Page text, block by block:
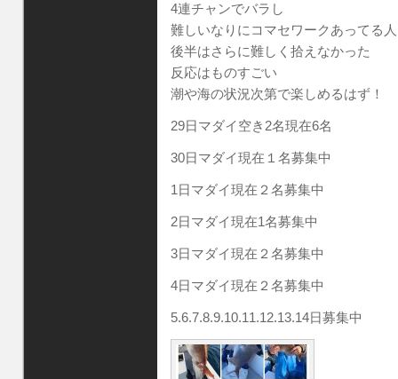
4連チャンでバラし
難しいなりにコマセワークあってる
後半はさらに難しく拾えなかった
反応はものすごい
潮や海の状況次第で楽しめるはず！
29日マダイ空き2名現在6名
30日マダイ現在１名募集中
1日マダイ現在２名募集中
2日マダイ現在1名募集中
3日マダイ現在２名募集中
4日マダイ現在２名募集中
5.6.7.8.9.10.11.12.13.14日募集中